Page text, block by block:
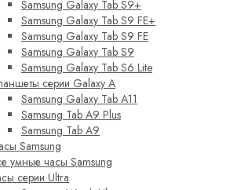
Samsung Galaxy Tab S9+
Samsung Galaxy Tab S9 FE+
Samsung Galaxy Tab S9 FE
Samsung Galaxy Tab S9
Samsung Galaxy Tab S6 Lite
серии Galaxy A
Samsung Galaxy Tab A11
Samsung Tab A9 Plus
Samsung Tab A9
Samsung
умные часы Samsung
серии Ultra